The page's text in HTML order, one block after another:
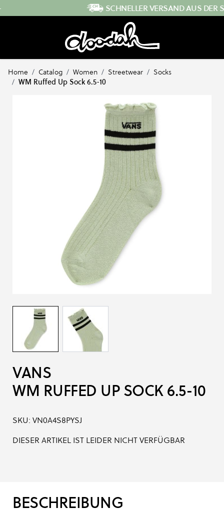
SCHNELLER VERSAND AUS DER SCHWEIZ
Home / Catalog / Women / Streetwear / Socks
/ WM Ruffed Up Sock 6.5-10
VANS
WM RUFFED UP SOCK 6.5-10
SKU: VN0A4S8PYSJ
DIESER ARTIKEL IST LEIDER NICHT VERFÜGBAR
BESCHREIBUNG